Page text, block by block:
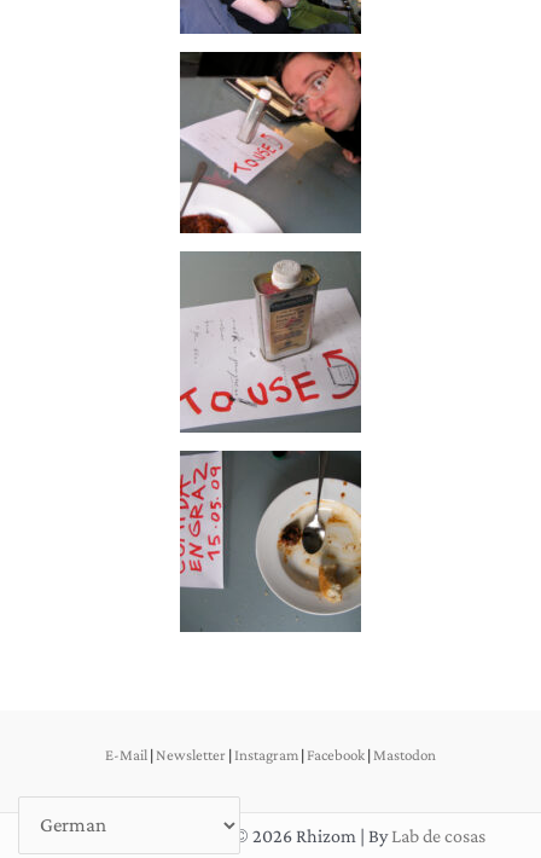
E-Mail |Newsletter |Instagram | Facebook |Mastodon
DSGVO & Impressum | © 2026 Rhizom | ByLab de cosas